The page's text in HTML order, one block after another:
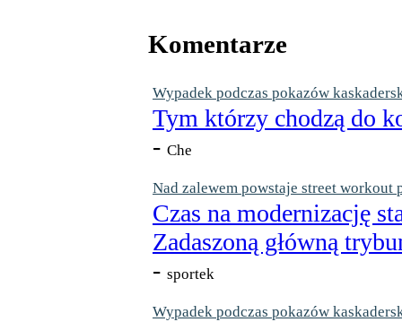
Komentarze
Wypadek podczas pokazów
Tym którzy chodzą do
- Che
Nad zalewem powstaje street workout
Czas na modernizację
Zadaszoną główną
- sportek
Wypadek podczas pokazów